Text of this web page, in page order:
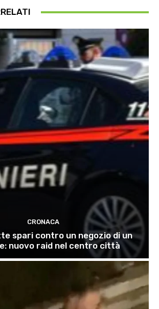
CRONACA
spari contro un negozio di un
nuovo raid nel centro città